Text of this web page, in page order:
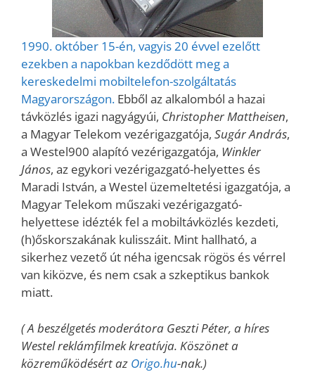
1990. október 15-én, vagyis 20 évvel ezelőtt
ezekben a napokban kezdődött meg a
kereskedelmi mobiltelefon-szolgáltatás
Magyarországon. Ebből az alkalomból a hazai
távközlés igazi nagyágyúi, Christopher Mattheisen,
a Magyar Telekom vezérigazgatója, Sugár András,
a Westel900 alapító vezérigazgatója, Winkler
János, az egykori vezérigazgató-helyettes és
Maradi István, a Westel üzemeltetési igazgatója, a
Magyar Telekom műszaki vezérigazgató-
helyettese idézték fel a mobiltávközlés kezdeti,
(h)őskorszakának kulisszáit. Mint hallható, a
sikerhez vezető út néha igencsak rögös és vérrel
van kiközve, és nem csak a szkeptikus bankok
miatt.
( A beszélgetés moderátora Geszti Péter, a híres
Westel reklámfilmek kreatívja. Köszönet a
közreműködésért az Origo.hu-nak.)